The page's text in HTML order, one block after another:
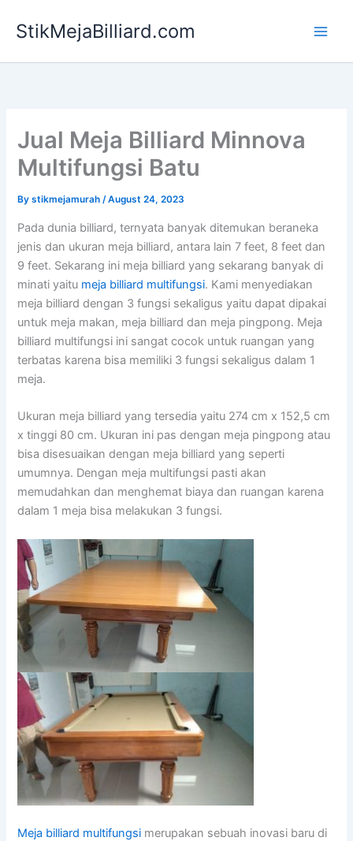
StikMejaBilliard.com
Jual Meja Billiard Minnova
Multifungsi Batu
Bystikmejamurah/August 24, 2023
Pada dunia billiard, ternyata banyak ditemukan beraneka
jenis dan ukuran meja billiard, antara lain 7 feet, 8 feet dan
9 feet. Sekarang ini meja billiard yang sekarang banyak di
minati yaitu meja billiard multifungsi. Kami menyediakan
meja billiard dengan 3 fungsi sekaligus yaitu dapat dipakai
untuk meja makan, meja billiard dan meja pingpong. Meja
billiard multifungsi ini sangat cocok untuk ruangan yang
terbatas karena bisa memiliki 3 fungsi sekaligus dalam 1
meja.
Ukuran meja billiard yang tersedia yaitu 274 cm x 152,5 cm
x tinggi 80 cm. Ukuran ini pas dengan meja pingpong atau
bisa disesuaikan dengan meja billiard yang seperti
umumnya. Dengan meja multifungsi pasti akan
memudahkan dan menghemat biaya dan ruangan karena
dalam 1 meja bisa melakukan 3 fungsi.
Meja billiard multifungsi merupakan sebuah inovasi baru di